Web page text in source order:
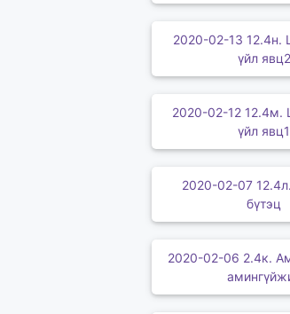
2020-02-13 12.4н.
үйл явц2
2020-02-12 12.4м.
үйл явц1
2020-02-07
бүтэц
2020-02-06 2.4к.